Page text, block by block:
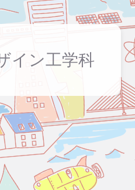
イン工学科